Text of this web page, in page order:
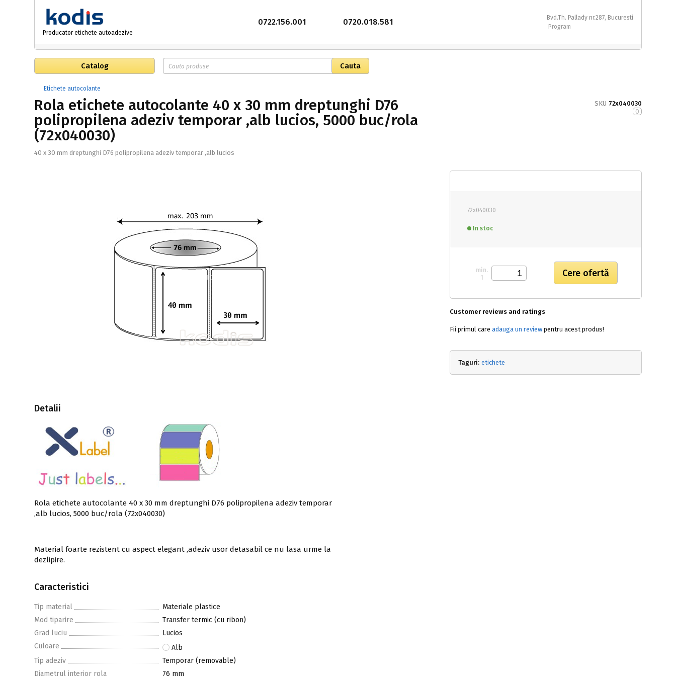
Producator etichete autoadezive
0722.156.001 0720.018.581
Bvd.Th. Pallady nr.287, Bucuresti
Program
Catalog
Etichete autocolante
Rola etichete autocolante 40 x 30 mm dreptunghi D76
polipropilena adeziv temporar ,alb lucios, 5000 buc/rola
(72x040030)
40 x 30 mm dreptunghi D76 polipropilena adeziv temporar ,alb lucios
SKU 72x040030
0
Detalii
Rola etichete autocolante 40 x 30 mm dreptunghi D76 polipropilena adeziv temporar
,alb lucios, 5000 buc/rola (72x040030)
Material foarte rezistent cu aspect elegant ,adeziv usor detasabil ce nu lasa urme la
dezlipire.
Caracteristici
Tip material
Materiale plastice
Mod tiparire
Transfer termic (cu ribon)
Grad luciu
Lucios
Culoare
Alb
Tip adeziv
Temporar (removable)
Diametrul interior rola
76 mm
72x040030
In stoc
min.
1
Customer reviews and ratings
Fii primul care adauga un review pentru acest produs!
Taguri: etichete